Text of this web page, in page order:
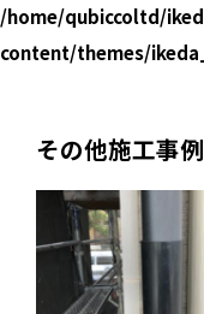
/home/qubiccoltd/
content/themes/
その他施工事例